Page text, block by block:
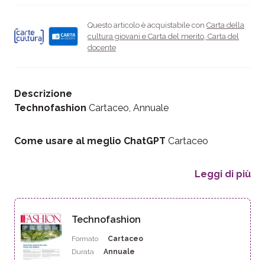
Technofashion
Formato
Cartaceo
Durata
Annuale
Questo articolo è acquistabile con Carta della
cultura giovani e Carta del merito, Carta del
docente
Descrizione
Technofashion Cartaceo, Annuale
Come usare al meglio ChatGPT Cartaceo
Leggi di più